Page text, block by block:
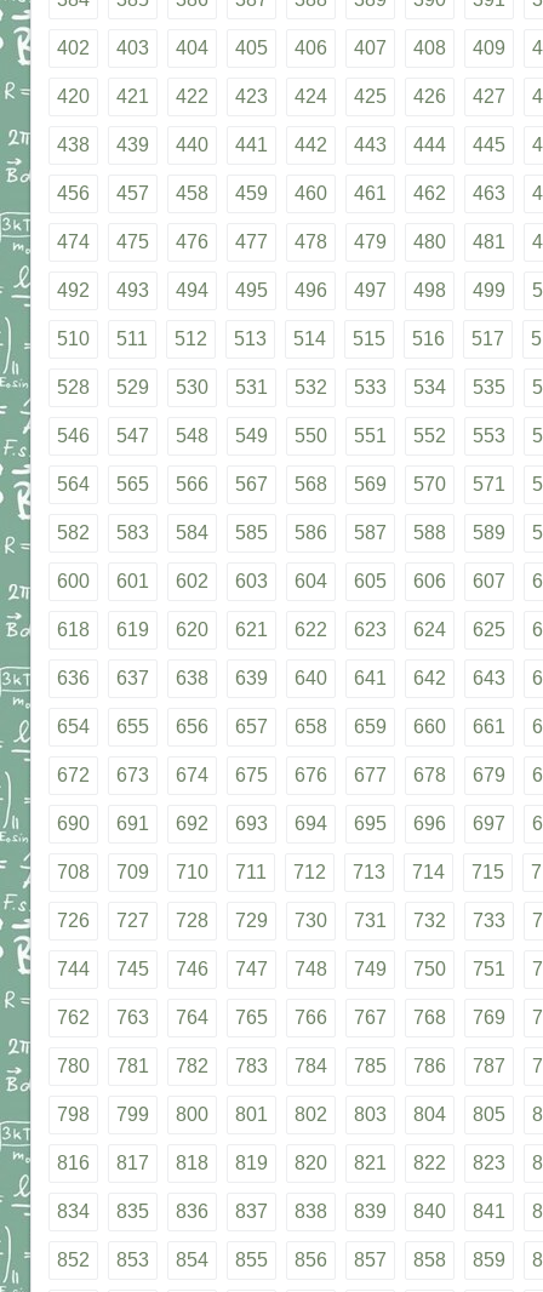
402 403 404 405 406 407 408 409
420 421 422 423 424 425 426 427
438 439 440 441 442 443 444 445
456 457 458 459 460 461 462 463
474 475 476 477 478 479 480 481
492 493 494 495 496 497 498 499
510 511 512 513 514 515 516 517
528 529 530 531 532 533 534 535
546 547 548 549 550 551 552 553
564 565 566 567 568 569 570 571
582 583 584 585 586 587 588 589
600 601 602 603 604 605 606 607
618 619 620 621 622 623 624 625
636 637 638 639 640 641 642 643
654 655 656 657 658 659 660 661
672 673 674 675 676 677 678 679
690 691 692 693 694 695 696 697
708 709 710 711 712 713 714 715
726 727 728 729 730 731 732 733
744 745 746 747 748 749 750 751
762 763 764 765 766 767 768 769
780 781 782 783 784 785 786 787
798 799 800 801 802 803 804 805
816 817 818 819 820 821 822 823
834 835 836 837 838 839 840 841
852 853 854 855 856 857 858 859